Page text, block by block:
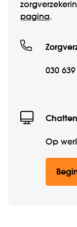
pagina.
030
Chatten
Op